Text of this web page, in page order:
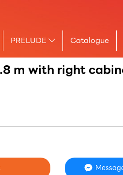
PRELUDE Catalogue
m with right